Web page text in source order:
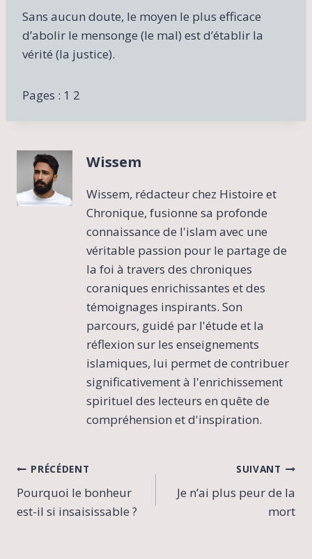
Sans aucun doute, le moyen le plus efficace
d’abolir le mensonge (le mal) est d’établir la
vérité (la justice).
Pages : 1 2
Wissem
Wissem, rédacteur chez Histoire et
Chronique, fusionne sa profonde
connaissance de l'islam avec une
véritable passion pour le partage de
la foi à travers des chroniques
coraniques enrichissantes et des
témoignages inspirants. Son
parcours, guidé par l'étude et la
réflexion sur les enseignements
islamiques, lui permet de contribuer
significativement à l'enrichissement
spirituel des lecteurs en quête de
compréhension et d'inspiration.
Navigation
de
PRÉCÉDENT
Pourquoi le bonheur
est-il si insaisissable ?
SUIVANT
Je n’ai plus peur de la
mort